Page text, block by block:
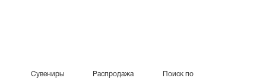
Сувениры Распродажа
Поиск по